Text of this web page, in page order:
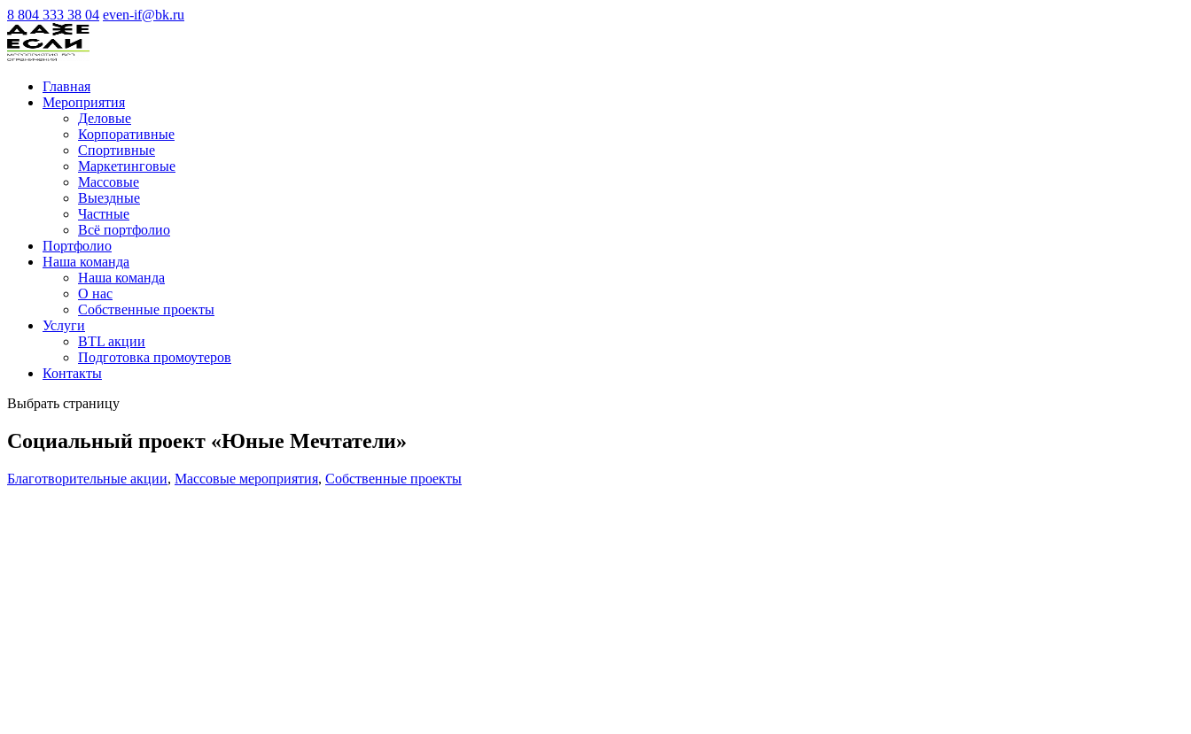
8 804 333 38 04 even-if@bk.ru
Главная
Мероприятия
Деловые
Корпоративные
Спортивные
Маркетинговые
Массовые
Выездные
Частные
Всё портфолио
Портфолио
Наша команда
Наша команда
О нас
Cобственные проекты
Услуги
BTL акции
Подготовка промоутеров
Контакты
Выбрать страницу
Социальный проект «Юные Мечтатели»
Благотворительные акции, Массовые мероприятия, Собственные проекты